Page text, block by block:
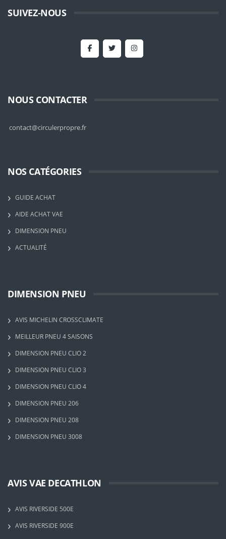
SUIVEZ-NOUS
NOUS CONTACTER
contact@circulerpropre.fr
NOS CATÉGORIES
GUIDE ACHAT
AIDE ACHAT VAE
DIMENSION PNEU
ACTUALITÉ
DIMENSION PNEU
AVIS MICHELIN CROSSCLIMATE
MEILLEUR PNEU 4 SAISONS
DIMENSION PNEU CLIO 2
DIMENSION PNEU CLIO 3
DIMENSION PNEU CLIO 4
DIMENSION PNEU 206
DIMENSION PNEU 208
DIMENSION PNEU 3008
AVIS VAE DECATHLON
AVIS RIVERSIDE 500E
AVIS RIVERSIDE 900E